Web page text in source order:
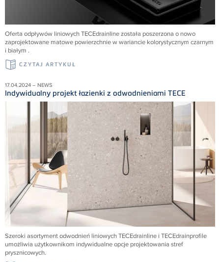
Oferta odpływów liniowych TECEdrainline została poszerzona o nowo
zaprojektowane matowe powierzchnie w wariancie kolorystycznym czarnym
i białym .
CZYTAJ ARTYKUŁ
17.04.2024 – NEWS
Indywidualny projekt łazienki z odwodnieniami TECE
Szeroki asortyment odwodnień liniowych TECEdrainline i TECEdrainprofile
umożliwia użytkownikom indywidualne opcje projektowania stref
prysznicowych.